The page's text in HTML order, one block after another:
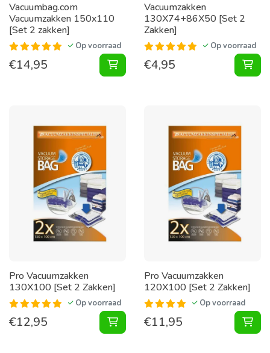
Vacuumbag.com
Vacuumzakken 150x110
[Set 2 zakken]
Op voorraad
€14,95 Vacuumzakken 150x110 [Set 2
Vacuumzakken
130X74+86X50 [Set 2
Zakken]
Op voorraad
€4,95
Pro Vacuumzakken
130X100 [Set 2 Zakken]
Op voorraad
€12,95 Vacuumzakken 130X100 [Set 2
Pro Vacuumzakken
120X100 [Set 2 Zakken]
Op voorraad
€11,95